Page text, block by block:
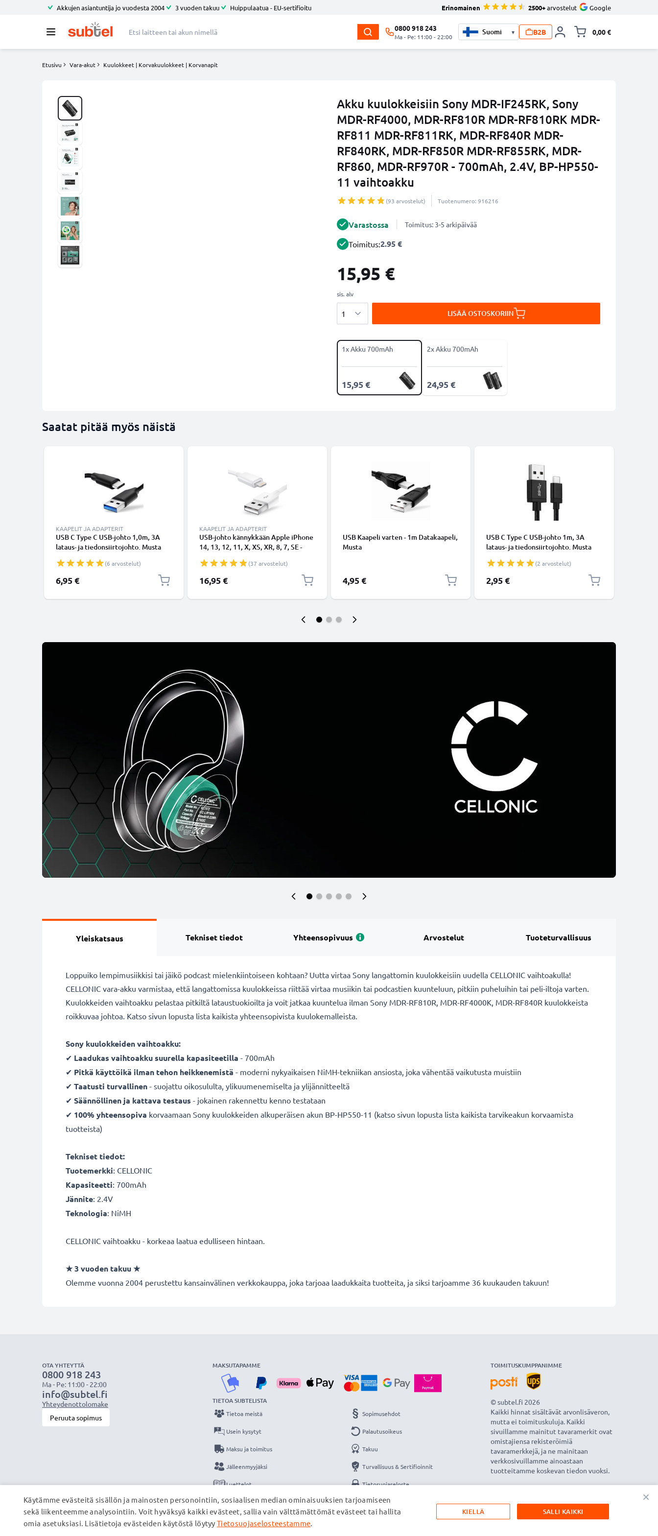
Akkujen asiantuntija jo vuodesta 2004 3 vuoden takuu Huippulaatua - EU-sertifioitu Erinomainen 2500+arvostelut Google
0800 918 243
Ma - Pe: 11:00 - 22:00
▾ B2B 0,00 €
Etusivu Vara-akut Kuulokkeet | Korvakuulokkeet | Korvanapit
Akku kuulokkeisiin Sony MDR-IF245RK, Sony
MDR-RF4000, MDR-RF810R MDR-RF810RK MDR-
RF811 MDR-RF811RK, MDR-RF840R MDR-
RF840RK, MDR-RF850R MDR-RF855RK, MDR-
RF860, MDR-RF970R - 700mAh, 2.4V, BP-HP550-
11 vaihtoakku
(93 arvostelut) Tuotenumero: 916216
Varastossa Toimitus: 3-5 arkipäivää
Toimitus:2.95 €
15,95 €
sis. alv
LISÄÄ OSTOSKORIIN
1x Akku 700mAh
15,95 €
2x Akku 700mAh
24,95 €
Saatat pitää myös näistä
KAAPELIT JA ADAPTERIT
USB C Type C USB-johto 1,0m, 3A
lataus- ja tiedonsiirtojohto. Musta
USB-kaapeli
(6 arvostelut)
6,95 €
KAAPELIT JA ADAPTERIT
USB-johto kännykkään Apple iPhone
14, 13, 12, 11, X, XS, XR, 8, 7, SE -
Valkoinen datakaapeli(37 arvostelut)
16,95 €
USB Kaapeli varten - 1m Datakaapeli,
Musta
4,95 €
USB C Type C USB-johto 1m, 3A
lataus- ja tiedonsiirtojohto. Musta
USB-kaapeli
(2 arvostelut)
2,95 €
Yleiskatsaus Tekniset tiedot Yhteensopivuus Arvostelut Tuoteturvallisuus
Loppuiko lempimusiikkisi tai jäikö podcast mielenkiintoiseen kohtaan? Uutta virtaa Sony langattomin kuulokkeisiin uudella CELLONIC vaihtoakulla!
CELLONIC vara-akku varmistaa, että langattomissa kuulokkeissa riittää virtaa musiikin tai podcastien kuunteluun, pitkiin puheluihin tai peli-iltoja varten.
Kuulokkeiden vaihtoakku pelastaa pitkiltä lataustuokioilta ja voit jatkaa kuuntelua ilman Sony MDR-RF810R, MDR-RF4000K, MDR-RF840R kuulokkeista
roikkuvaa johtoa. Katso sivun lopusta lista kaikista yhteensopivista kuulokemalleista.
Sony kuulokkeiden vaihtoakku:
✔ Laadukas vaihtoakku suurella kapasiteetilla - 700mAh
✔ Pitkä käyttöikä ilman tehon heikkenemistä - moderni nykyaikaisen NiMH-tekniikan ansiosta, joka vähentää vaikutusta muistiin
✔ Taatusti turvallinen - suojattu oikosululta, ylikuumenemiselta ja ylijännitteeltä
✔ Säännöllinen ja kattava testaus - jokainen rakennettu kenno testataan
✔ 100% yhteensopiva korvaamaan Sony kuulokkeiden alkuperäisen akun BP-HP550-11 (katso sivun lopusta lista kaikista tarvikeakun korvaamista
tuotteista)
Tekniset tiedot:
Tuotemerkki: CELLONIC
Kapasiteetti: 700mAh
Jännite: 2.4V
Teknologia: NiMH
CELLONIC vaihtoakku - korkeaa laatua edulliseen hintaan.
★3 vuoden takuu★
Olemme vuonna 2004 perustettu kansainvälinen verkkokauppa, joka tarjoaa laadukkaita tuotteita, ja siksi tarjoamme 36 kuukauden takuun!
OTA YHTEYTTÄ
0800 918 243
Ma - Pe: 11:00 - 22:00
info@subtel.fi
Yhteydenottolomake
Peruuta sopimus
MAKSUTAPAMME
TIETOA SUBTELISTA
Tietoa meistä
Usein kysytyt
Maksu ja toimitus
Jälleenmyyjäksi
Luettelot
Yhteys
Sopimusehdot
Palautusoikeus
Takuu
Turvallisuus & Sertifioinnit
Tietosuojaseloste
Yritystiedot
TOIMITUSKUMPPANIMME
© subtel.fi 2026
Kaikki hinnat sisältävät arvonlisäveron,
mutta ei toimituskuluja. Kaikki
sivuillamme mainitut tavaramerkit ovat
omistajiensa rekisteröimiä
tavaramerkkejä, ja ne mainitaan
verkkosivuillamme ainoastaan
tuotteitamme koskevan tiedon vuoksi.
×
Käytämme evästeitä sisällön ja mainosten personointiin, sosiaalisen median ominaisuuksien tarjoamiseen
sekä liikenteemme analysointiin. Voit hyväksyä kaikki evästeet, sallia vain välttämättömät evästeet tai hallita
omia asetuksiasi. Lisätietoja evästeiden käytöstä löytyyTietosuojaselosteestamme.
SALLI KAIKKI
KIELLÄ